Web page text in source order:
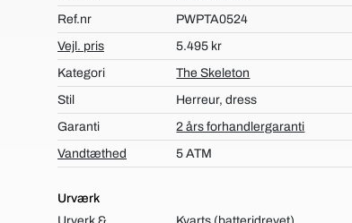
Ref.nr
PWPTA0524
Vejl. pris
5.495 kr
Kategori
The Skeleton
Stil
Herreur, dress
Garanti
2 års forhandlergaranti
Vandtæthed
5 ATM
Urværk